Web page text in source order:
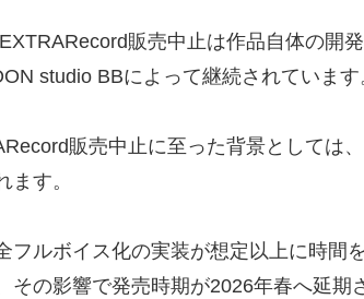
販売中止は作品自体の開
studio BBによって継続されています
販売中止に至った背景としては
ます。
フルボイス化の実装が想定以上に時間
その影響で発売時期が2026年春へ延期